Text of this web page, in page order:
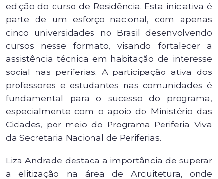
edição do curso de Residência. Esta iniciativa é
parte de um esforço nacional, com apenas
cinco universidades no Brasil desenvolvendo
cursos nesse formato, visando fortalecer a
assistência técnica em habitação de interesse
social nas periferias. A participação ativa dos
professores e estudantes nas comunidades é
fundamental para o sucesso do programa,
especialmente com o apoio do Ministério das
Cidades, por meio do Programa Periferia Viva
da Secretaria Nacional de Periferias.
Liza Andrade destaca a importância de superar
a elitização na área de Arquitetura, onde